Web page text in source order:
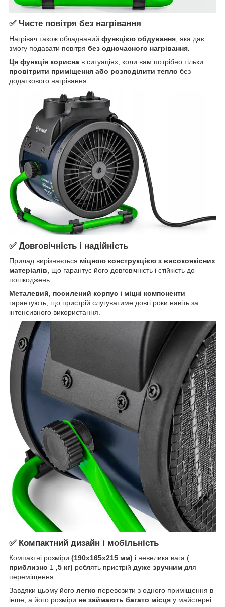
✅ Чисте повітря без нагрівання
Нагрівач також обладнаний функцією обдування , яка дає
змогу подавати повітря без одночасного нагрівання.
Ця функція корисна в ситуаціях, коли вам потрібно тільки
провітрити приміщення або розподілити тепло без
додаткового нагрівання.
✅ Довговічність і надійність
Прилад вирізняється міцною конструкцією з високоякісних
матеріалів, що гарантує його довговічність і стійкість до
пошкоджень.
Металевий, посилений корпус і міцні компоненти
гарантують, що пристрій слугуватиме довгі роки навіть за
інтенсивного використання.
✅ Компактний дизайн і мобільність
Компактні розміри (190x165x215 мм) і невелика вага (
приблизно 1 ,5 кг) роблять пристрій дуже зручним для
переміщення.
Завдяки цьому його легко перевозити з одного приміщення в
інше, а його розміри не займають багато місця у майстерні